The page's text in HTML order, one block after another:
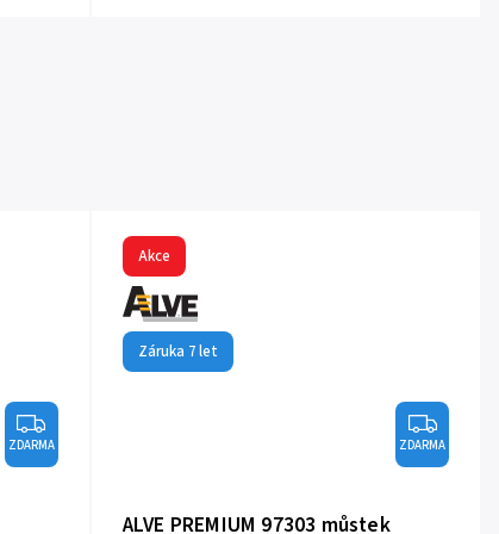
ZDARMA
Akce
Záruka 7 let
ZDARMA
ALVE PREMIUM 97303 můstek